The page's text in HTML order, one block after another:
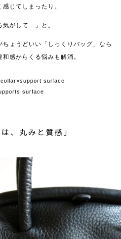
じてしまったり。
気がして…」と。
ょうどいい「しっくりバッグ」なら
感からくる悩みも解消。
surface
surface
、丸みと質感」